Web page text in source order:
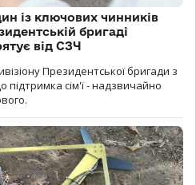
із ключових чинників
бригаді
від СЗЧ
Президентської бригади з
сім'ї - надзвичайно